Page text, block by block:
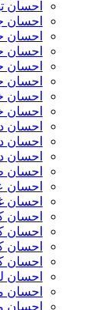
احسان
احسان
احسان
احسان
احسان
احسان
احسان
احسان
احسان
احسان
احسان
احسان
احسان
احسان
احسان
احسان
احسان
احسان
احسان
احسان
احسان